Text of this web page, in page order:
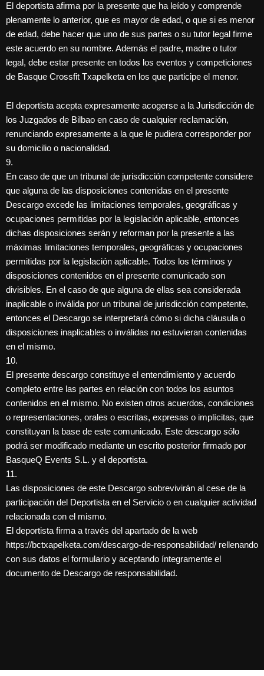
El deportista afirma por la presente que ha leído y comprende
plenamente lo anterior, que es mayor de edad, o que si es menor
de edad, debe hacer que uno de sus partes o su tutor legal firme
este acuerdo en su nombre. Además el padre, madre o tutor
legal, debe estar presente en todos los eventos y competiciones
de Basque Crossfit Txapelketa en los que participe el menor.
El deportista acepta expresamente acogerse a la Jurisdicción de
los Juzgados de Bilbao en caso de cualquier reclamación,
renunciando expresamente a la que le pudiera corresponder por
su domicilio o nacionalidad.
9.
En caso de que un tribunal de jurisdicción competente considere
que alguna de las disposiciones contenidas en el presente
Descargo excede las limitaciones temporales, geográficas y
ocupaciones permitidas por la legislación aplicable, entonces
dichas disposiciones serán y reforman por la presente a las
máximas limitaciones temporales, geográficas y ocupaciones
permitidas por la legislación aplicable. Todos los términos y
disposiciones contenidos en el presente comunicado son
divisibles. En el caso de que alguna de ellas sea considerada
inaplicable o inválida por un tribunal de jurisdicción competente,
entonces el Descargo se interpretará cómo si dicha cláusula o
disposiciones inaplicables o inválidas no estuvieran contenidas
en el mismo.
10.
El presente descargo constituye el entendimiento y acuerdo
completo entre las partes en relación con todos los asuntos
contenidos en el mismo. No existen otros acuerdos, condiciones
o representaciones, orales o escritas, expresas o implícitas, que
constituyan la base de este comunicado. Este descargo sólo
podrá ser modificado mediante un escrito posterior firmado por
BasqueQ Events S.L. y el deportista.
11.
Las disposiciones de este Descargo sobrevivirán al cese de la
participación del Deportista en el Servicio o en cualquier actividad
relacionada con el mismo.
El deportista firma a través del apartado de la web
https://bctxapelketa.com/descargo-de-responsabilidad/ rellenando
con sus datos el formulario y aceptando íntegramente el
documento de Descargo de responsabilidad.